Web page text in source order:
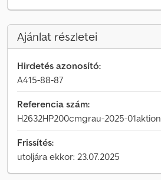
Ajánlat részletei
Hirdetés azonosító:
A415-88-87
Referencia szám:
H2632HP200cmgrau-2025-01aktion
Frissítés:
utoljára ekkor: 23.07.2025